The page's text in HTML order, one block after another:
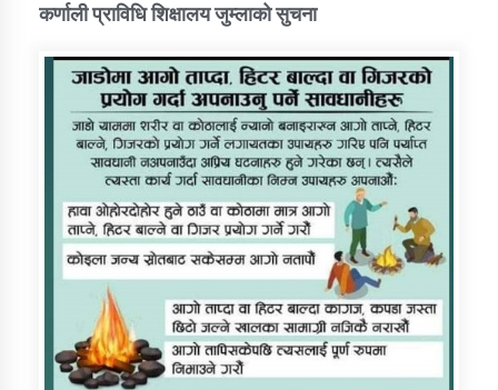
कर्णाली प्राविधि शिक्षालय जुम्लाको सुचना